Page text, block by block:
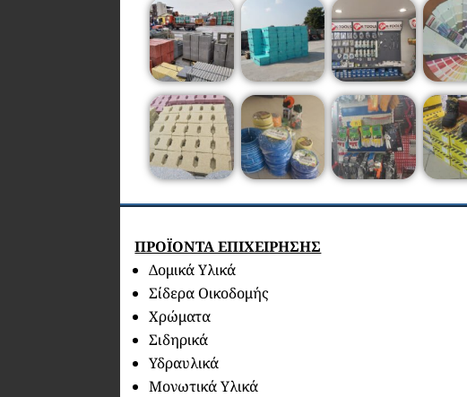
ΠΡΟΪΟΝΤΑ ΕΠΙΧΕΙΡΗΣΗΣ
Δομικά Υλικά
Σίδερα Οικοδομής
Χρώματα
Σιδηρικά
Υδραυλικά
Μονωτικά Υλικά